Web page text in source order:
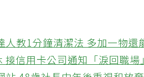
教1分鐘清潔法 多加一物還
信用卡公司通知「淚回職場